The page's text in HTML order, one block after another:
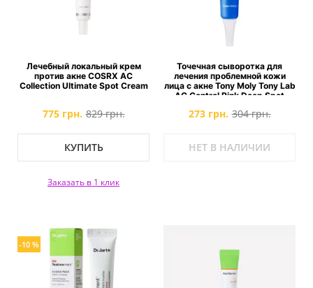
Лечебный локальный крем
против акне COSRX AC
Collection Ultimate Spot Cream
775 грн. 829 грн.
КУПИТЬ
Заказать в 1 клик
Точечная сыворотка для
лечения проблемной кожи
лица с акне Tony Moly Tony Lab
AC Control Pink Deep Spot
273 грн. 304 грн.
НЕТ В НАЛИЧИИ
-10 %